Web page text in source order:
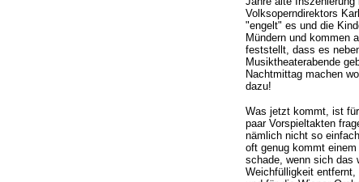
Volksoperndirektors
"engelt" es und die
Mündern und kommen
feststellt, dass es
Musiktheaterabende
Nachtmittag machen
dazu!
Was jetzt kommt, ist
paar Vorspieltakten
nämlich nicht so
oft genug kommt
schade, wenn sich das
Weichfülligkeit entfernt,